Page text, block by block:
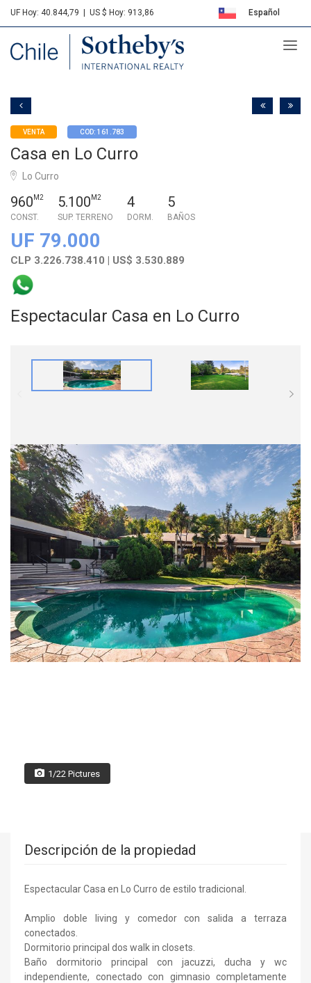
UF Hoy: 40.844,79 US $ Hoy: 913,86 Español
Sotheby's
VENTA COD: 161.783
Casa en Lo Curro
Lo Curro
960 M2
CONST.
5.100 M2
SUP. TERRENO
4
DORM.
5
BAÑOS
UF 79.000
CLP 3.226.738.410 | US$ 3.530.889
Espectacular Casa en Lo Curro
1/22 Pictures
Descripción de la propiedad
Espectacular Casa en Lo Curro de estilo tradicional.
Amplio doble living y comedor con salida a terraza
conectados.
Dormitorio principal dos walk in closets.
Baño dormitorio principal con jacuzzi, ducha y wc
independiente, conectado con gimnasio completamente